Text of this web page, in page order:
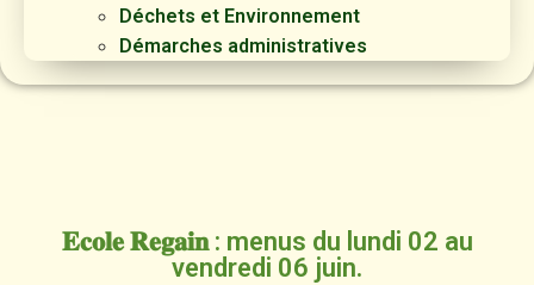
Déchets et Environnement
Démarches administratives
𝐄𝐜𝐨𝐥𝐞 𝐑𝐞𝐠𝐚𝐢𝐧 : menus du lundi 02 au
vendredi 06 juin.